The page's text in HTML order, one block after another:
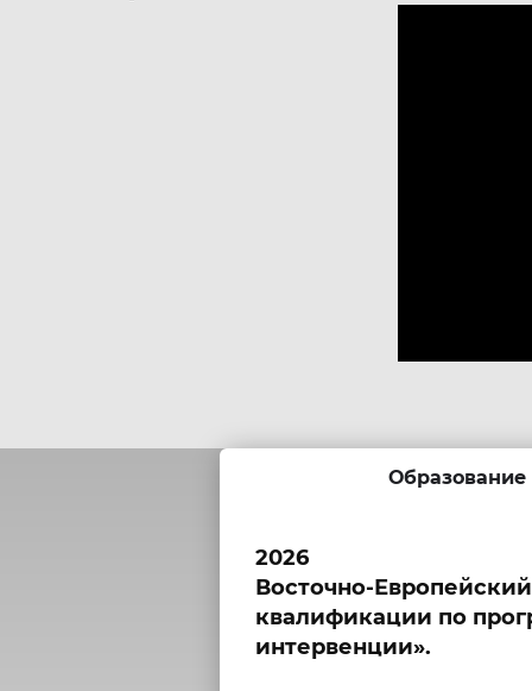
Образование
2026
Восточно-
квалификации по
интервенции».